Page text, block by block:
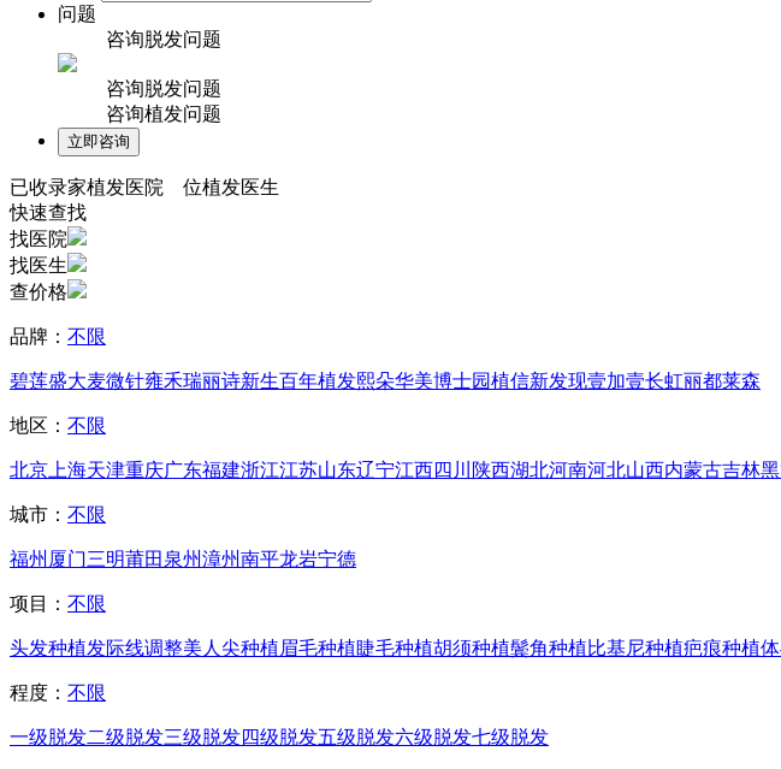
问题
咨询脱发问题
咨询脱发问题
咨询植发问题
已收录家植发医院 位植发医生
快速查找
找医院
找医生
查价格
品牌： 不限
碧莲盛大麦微针雍禾瑞丽诗新生百年植发熙朵华美博士园植信新发现壹加壹长虹丽都莱森
地区： 不限
北京 上海天津重庆广东福建浙江江苏山东辽宁江西四川 陕西湖北河南河北山西内蒙古吉林
城市： 不限
福州 厦门三明莆田 泉州漳州南平龙岩宁德
项目： 不限
头发种植发际线调整美人尖种植眉毛种植睫毛种植胡须种植鬓角种植比基尼种植疤痕种植
程度： 不限
一级脱发二级脱发三级脱发四级脱发五级脱发六级脱发七级脱发